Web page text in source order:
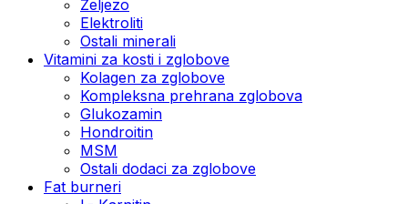
Željezo
Elektroliti
Ostali minerali
Vitamini za kosti i zglobove
Kolagen za zglobove
Kompleksna prehrana zglobova
Glukozamin
Hondroitin
MSM
Ostali dodaci za zglobove
Fat burneri